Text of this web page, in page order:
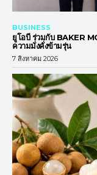
BUSINESS
ยูโอบี ร่วมกับ BAKER
ความมั่งคั่งข้ามรุ่น
7 สิงหาคม 2026